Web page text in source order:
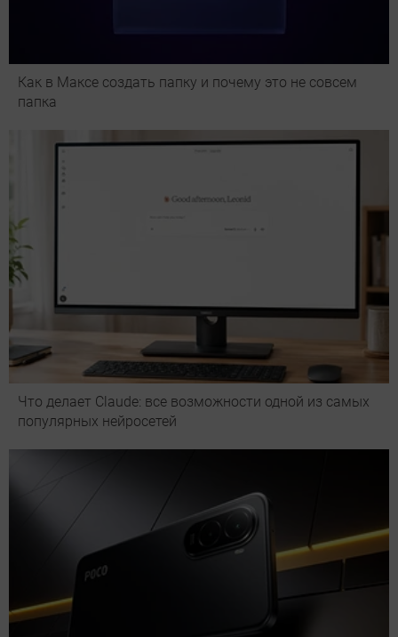
Как в Максе создать папку и почему это не совсем
папка
Что делает Сlaude: все возможности одной из самых
популярных нейросетей